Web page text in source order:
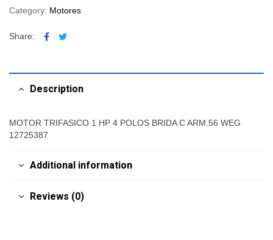
Category: Motores
Share: Facebook
Twitter
Description
MOTOR TRIFASICO 1 HP 4 POLOS BRIDA C ARM.56 WEG
12725387
Additional information
Reviews (0)